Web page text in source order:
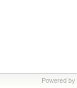
Powered by